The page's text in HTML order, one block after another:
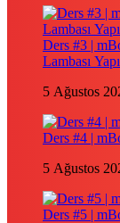
Ders #3 |
Lambası
5 Ağustos
Ders #4 |
5 Ağustos
Ders #5 |